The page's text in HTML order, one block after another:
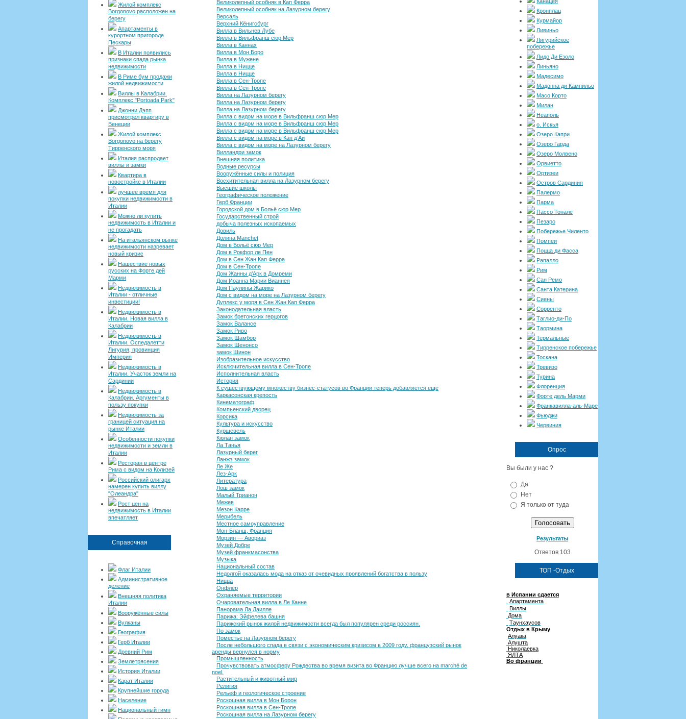
Жилой комплекс
Borgonovo расположен на
берегу
Апартаменты в
курортном пригороде
Пескары
В Италии появились
признаки спада рынка
недвижимости
В Риме бум продажи
жилой недвижимости
Виллы в Калабрии.
Комплекс "Portoada Park"
Джонни Дэпп
присмотрел квартиру в
Венеции
Жилой комплекс
Borgonovo на берегу
Тирренского моря
Италия распродает
виллы и замки
Квартира в
новостройке в Италии
лучшее время для
покупки недвижимости в
Италии
Можно ли купить
недвижимость в Италии и
не прогадать
На итальянском рынке
недвижимости назревает
новый кризис
Нашествие новых
русских на Форте дей
Марми
Недвижимость в
Италии - отличные
инвестиции!
Недвижимость в
Италии. Новая вилла в
Калабрии
Недвижимость в
Италии. Оспедалетти
Лигурия, провинция
Империя
Недвижимость в
Италии. Участок земли на
Сардинии
Недвижимость в
Калабрии. Аргументы в
пользу покупки
Недвижимость за
границей ситуация на
рынке Италии
Особенности покупки
недвижимости и земли в
Италии
Ресторан в центре
Рима с видом на Колизей
Российский олигарх
намерен купить виллу
"Олеандра"
Рост цен на
недвижимость в Италии
впечатляет
Справочная
Флаг Италии
Административное
деление
Внешняя политика
Италии
Вооружённые силы
Вулканы
География
Герб Италии
Древний Рим
Землетрясения
История Италии
Карат Италии
Крупнейшие города
Население
Национальный гимн
Великолепный особняк в Кап Ферра
Великолепный особняк на Лазурном берегу
Версаль
Верхний Кёнигсбург
Вилла в Вильнев Лубе
Вилла в Вильфранш сюр Мер
Вилла в Каннах
Вилла в Мон Боро
Вилла в Мужене
Вилла в Ницце
Вилла в Ницце
Вилла в Сен-Тропе
Вилла в Сен-Тропе
Вилла на Лазурном берегу
Вилла на Лазурном берегу
Вилла на Лазурном берегу
Вилла с видом на море в Вильфранш сюр Мер
Вилла с видом на море в Вильфранш сюр Мер
Вилла с видом на море в Вильфранш сюр Мер
Вилла с видом на море в Кап д’Аи
Вилла с видом на море на Лазурном берегу
Вилландри замок
Внешняя политика
Водные ресурсы
Вооружённые силы и полиция
Восхитительная вилла на Лазурном берегу
Высшие школы
Географическое положение
Герб Франции
Городской дом в Больё сюр Мер
Государственный строй
добыча полезных ископаемых
Довиль
Долина Manchet
Дом в Больё сюр Мер
Дом в Рокфор ле Пен
Дом в Сен Жан Кап Ферра
Дом в Сен-Тропе
Дом Жанны д’Арк в Домреми
Дом Иоанна Марии Вианнея
Дом Паулины Жарико
Дом с видом на море на Лазурном берегу
Дуплекс у моря в Сен Жан Кап Ферра
Законодательная власть
Замок бретонских герцогов
Замок Валансе
Замок Риво
Замок Шамбор
Замок Шенонсо
замок Шинон
Изобразительное искусство
Исключительная вилла в Сен-Тропе
Исполнительная власть
История
К существующему множеству бизнес-статусов во Франции теперь добавляется еще
Каркасонская крепость
Кинематограф
Компьенский дворец
Корсика
Культура и искусство
Куршевель
Кюлан замок
Ла Танья
Лазурный берег
Ланжэ замок
Ле Же
Лез-Арк
Литература
Лош замок
Малый Трианон
Межев
Мезон Карре
Мерибель
Местное самоуправление
Мон-Бланш, Франция
Морзин — Авориаз
Музей Добре
Музей франкмасонства
Музыка
Национальный состав
Недолгой оказалась мода на отказ от очевидных проявлений богатства в пользу
Ницца
Онфлер
Охраняемые территории
Очаровательная вилла в Ле Канне
Панорама Ла Даилле
Парижа: Эйфелева башня
Парижский рынок жилой недвижимости всегда был популярен среди россиян.
По замок
Поместье на Лазурном берегу
После небольшого спада в связи с экономическим кризисом в 2009 году, французский рынок
аренды вернулся в норму
Промышленность
Прочувствовать атмосферу Рождества во время визита во Францию лучше всего на marché de
noel.
Растительный и животный мир
Религия
Рельеф и геологическое строение
Роскошная вилла в Мон Борон
Роскошная вилла в Сен-Тропе
Роскошная вилла на Лазурном берегу
Кронплац
Курмайор
Ливиньо
Лигурийское
побережье
Лидо Ди Езоло
Линьяно
Мадесимо
Мадонна ди Кампильо
Масо Корто
Милан
Неаполь
о. Искья
Озеро Капри
Озеро Гарда
Озеро Молвено
Орвиетто
Ортизеи
Остров Сардиния
Палермо
Парма
Пассо Тонале
Пезаро
Побережье Чиленто
Помпеи
Поцца ди Фасса
Рапалло
Рим
Сан Ремо
Санта Катерина
Сиены
Сорренто
Таглио-ди-По
Таормина
Термальные
Тирренское побережье
Тоскана
Тревизо
Турина
Флоренция
Форте дель Марми
Франкавилла-аль-Маре
Фьюджи
Червиния
Опрос
Вы были у нас ?
Да
Нет
Я только от туда
Результаты
Ответов 103
ТОП -Отдых
в Испании сдается
Апартамента
Виллы
Дома
Таунхаусов
Отдых в Крыму
Алуака
Алушта
Николаевка
ЯЛТА
Во франции